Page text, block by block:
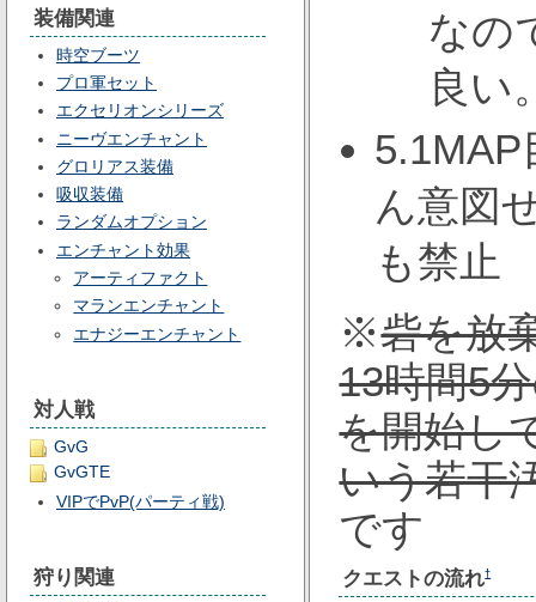
装備関連
時空ブーツ
プロ軍セット
エクセリオンシリーズ
ニーヴエンチャント
グロリアス装備
吸収装備
ランダムオプション
エンチャント効果
アーティファクト
マランエンチャント
エナジーエンチャント
対人戦
GvG
GvGTE
VIPでPvP(パーティ戦)
狩り関連
なの
良い
ん意図
も禁止
※砦を放
13時間5
を開始し
いう若干
です
クエストの流れ†